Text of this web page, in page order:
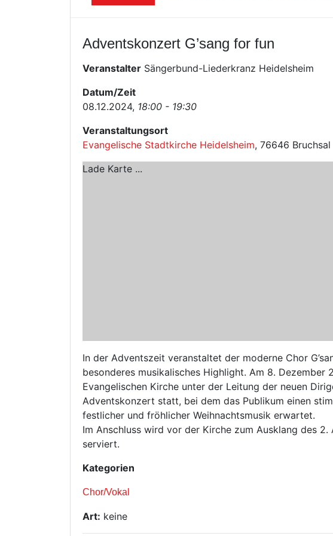
Adventskonzert G’sang for fun
Veranstalter Sängerbund-Liederkranz Heidelsheim
Datum/Zeit
08.12.2024, 18:00 - 19:30
Veranstaltungsort
Evangelische Stadtkirche Heidelsheim, 76646 Bruchsal
Lade Karte ...
In der Adventszeit veranstaltet der moderne Chor
besonderes musikalisches Highlight. Am 8. Dezember
Evangelischen Kirche unter der Leitung der neuen
Adventskonzert statt, bei dem das Publikum einen
festlicher und fröhlicher Weihnachtsmusik erwartet.
Im Anschluss wird vor der Kirche zum Ausklang des 2.
serviert.
Kategorien
Chor/Vokal
Art: keine